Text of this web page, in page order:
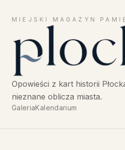
Płock24 — Opowieści z
MIEJSKI MAGAZYN
Opowieści z kart historii
nieznane oblicza miasta.
GaleriaKalendarium